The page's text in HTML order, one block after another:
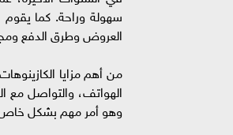
سهولة وراحة. كما
العروض وطرق الدفع
الهواتف، والتواصل مع
وهو أمر مهم بشكل